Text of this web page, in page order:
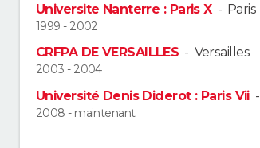
Universite Nanterre : Paris X- Paris
1999 - 2002
CRFPA DE VERSAILLES - Versailles
2003 - 2004
Université Denis Diderot : Paris Vii-
2008 - maintenant